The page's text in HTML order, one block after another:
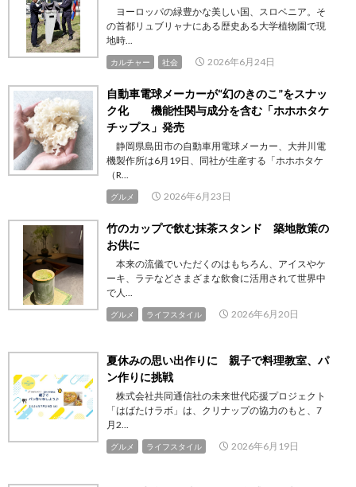
ヨーロッパの緑豊かな美しい国、スロベニア。そ
の首都リュブリャナにある歴史ある大学植物園で現
地時...
カルチャー 社会 2026年6月24日
自動車電球メーカーが“幻のきのこ”をスナッ
ク化 機能性関与成分を含む「ホホホタケ
チップス」発売
静岡県島田市の自動車用電球メーカー、大井川電
機製作所は6月19日、同社が生産する「ホホホタケ
（R...
グルメ 2026年6月23日
竹のカップで飲む抹茶スタンド 築地散策の
お供に
本来の流儀でいただくのはもちろん、アイスやケ
ーキ、ラテなどさまざまな飲食に活用されて世界中
で人...
グルメ ライフスタイル 2026年6月20日
夏休みの思い出作りに 親子で料理教室、パ
ン作りに挑戦
株式会社共同通信社の未来世代応援プロジェクト
「はばたけラボ」は、クリナップの協力のもと、7
月2...
グルメ ライフスタイル 2026年6月19日